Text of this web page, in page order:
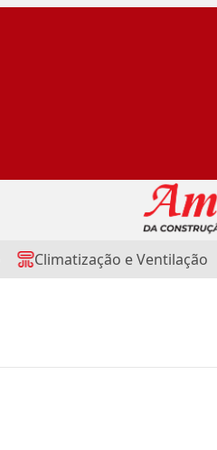
Climatização e Ventilação